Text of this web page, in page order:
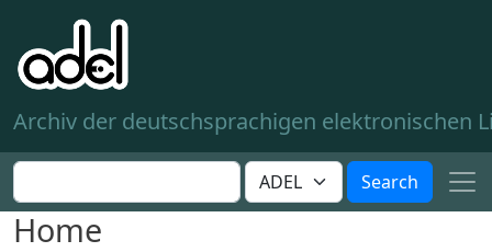
Archiv der deutschsprachigen elektronischen
Search this site Customize your search
Search
Home